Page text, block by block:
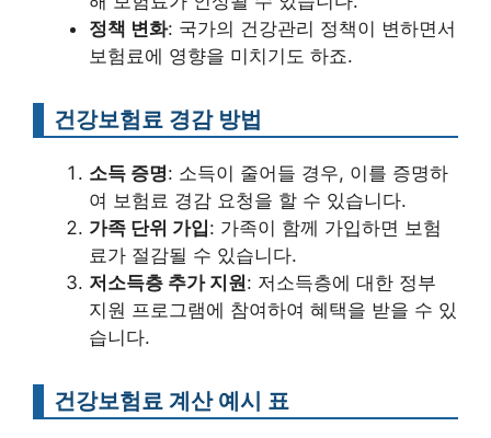
정책 변화: 국가의 건강관리 정책이 변하면서
보험료에 영향을 미치기도 하죠.
건강보험료 경감 방법
소득 증명: 소득이 줄어들 경우, 이를 증명하
여 보험료 경감 요청을 할 수 있습니다.
가족 단위 가입: 가족이 함께 가입하면 보험
료가 절감될 수 있습니다.
저소득층 추가 지원: 저소득층에 대한 정부
지원 프로그램에 참여하여 혜택을 받을 수 있
습니다.
건강보험료 계산 예시 표